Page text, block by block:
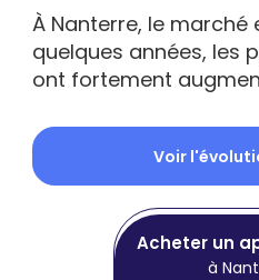
À Nanterre, le marché
quelques années, les
ont fortement
Voir
Acheter un
à